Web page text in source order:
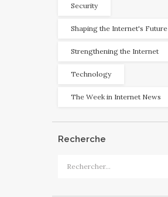
Security
Shaping the Internet's Future
Strengthening the Internet
Technology
The Week in Internet News
Recherche